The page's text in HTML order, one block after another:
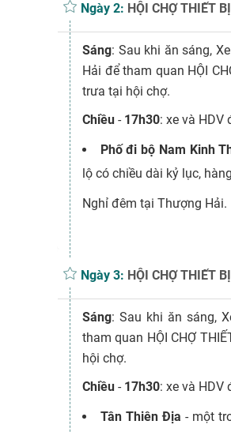
Ngày 2: HỘI CHỢ THIẾT
Sáng: Sau khi ăn sáng,
Hải để tham quan HỘI
trưa tại hội chợ.
Chiều - 17h30: xe và
Phố đi bộ Nam Kinh
lộ có chiều dài kỷ lục,
Nghỉ đêm tại Thượng Hải.
Ngày 3: HỘI CHỢ THIẾT
Sáng: Sau khi ăn sáng,
tham quan HỘI CHỢ
hội chợ.
Chiều - 17h30: xe và
Tân Thiên Địa - một